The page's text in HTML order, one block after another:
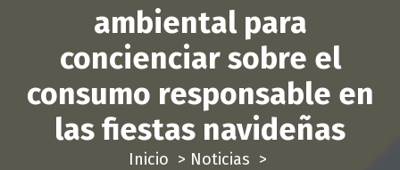
ambiental para
concienciar sobre el
consumo responsable en
las fiestas navideñas
Inicio > Noticias >